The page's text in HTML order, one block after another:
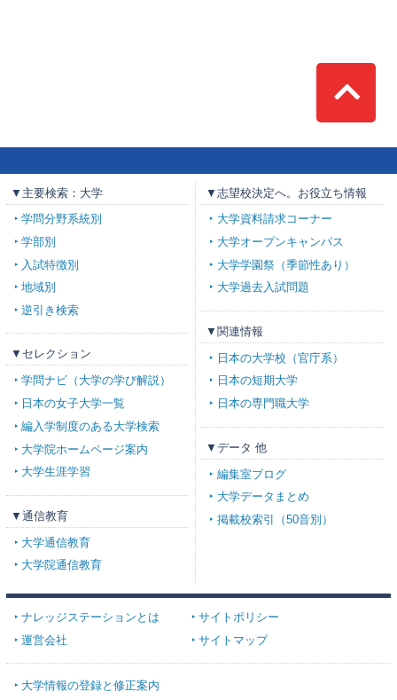
Top
▼主要検索：大学
学問分野系統別
学部別
入試特徴別
地域別
逆引き検索
▼セレクション
学問ナビ（大学の学び解説）
日本の女子大学一覧
編入学制度のある大学検索
大学院ホームページ案内
大学生涯学習
▼通信教育
大学通信教育
大学院通信教育
▼志望校決定へ。お役立ち情報
大学資料請求コーナー
大学オープンキャンパス
大学学園祭（季節性あり）
大学過去入試問題
▼関連情報
日本の大学校（官庁系）
日本の短期大学
日本の専門職大学
▼データ 他
編集室ブログ
大学データまとめ
掲載校索引（50音別）
ナレッジステーションとは
サイトポリシー
運営会社
サイトマップ
大学情報の登録と修正案内